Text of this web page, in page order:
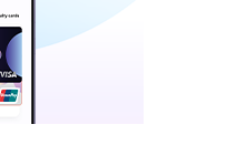
ийн хэвлэмэл хувилбар
түгээгдлээ